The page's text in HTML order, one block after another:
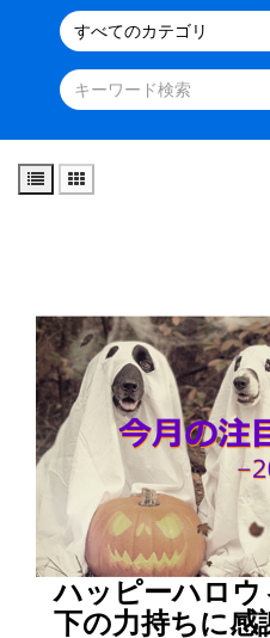
ハッピーハロウ
下の力持ちに感